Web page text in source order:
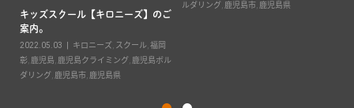
キッズスクール【キロニーズ】のご
案内。
2022.05.03 キロニーズ, スクール 福岡
彰
鹿児島 鹿児島クライミング, 鹿児島ボル
ダリング, 鹿児島市, 鹿児島県
ルダリング, 鹿児島市, 鹿児島県